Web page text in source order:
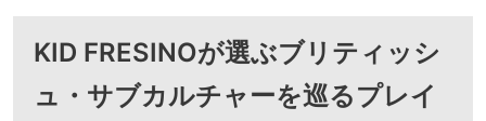
KID FRESINOが選ぶブリティッシ
ュ・サブカルチャーを巡るプレイ